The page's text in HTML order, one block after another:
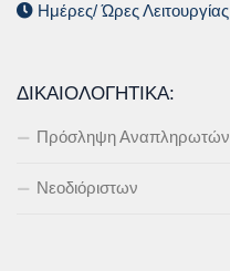
Ημέρες/ Ώρες Λειτουργίας
ΔΙΚΑΙΟΛΟΓΗΤΙΚΆ:
Πρόσληψη Αναπληρωτών
Νεοδιόριστων